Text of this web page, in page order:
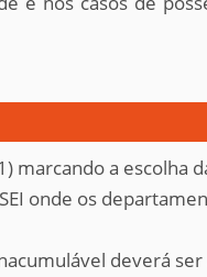
marcando a escolha
onde os
deverá